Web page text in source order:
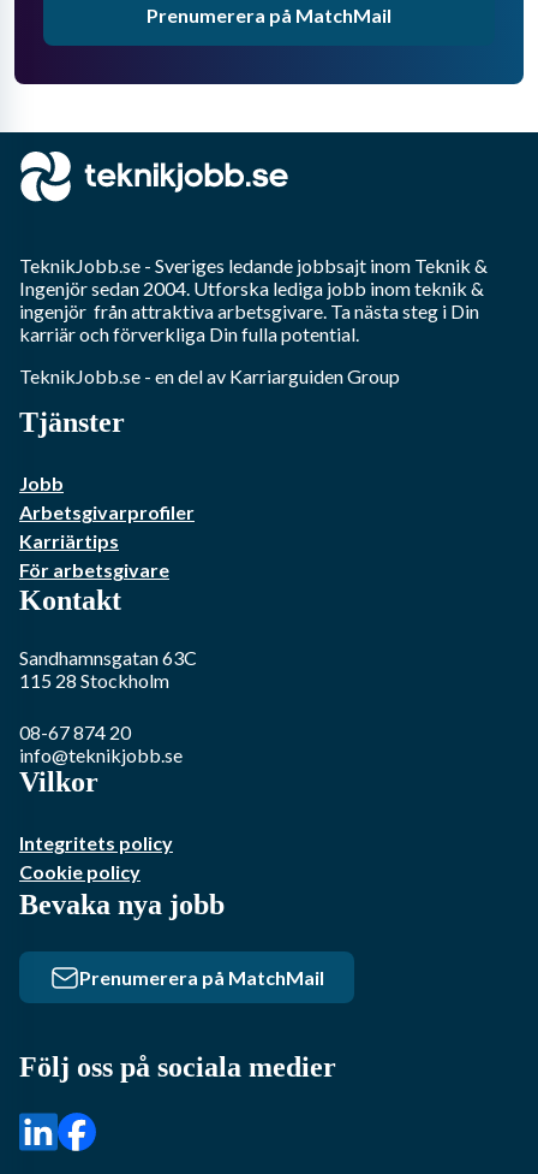
Prenumerera på MatchMail
TeknikJobb.se - Sveriges ledande jobbsajt inom Teknik &
Ingenjörsedan 2004. Utforska lediga jobb inomteknik &
ingenjör från attraktiva arbetsgivare. Ta nästa steg i Din
karriär och förverkliga Din fulla potential.
TeknikJobb.se - en del av Karriarguiden Group
Tjänster
Jobb
Arbetsgivarprofiler
Karriärtips
För arbetsgivare
Kontakt
Sandhamnsgatan 63C
115 28 Stockholm
08-67 874 20
info@teknikjobb.se
Vilkor
Integritets policy
Cookie policy
Bevaka nya jobb
Prenumerera på MatchMail
Följ oss på sociala medier